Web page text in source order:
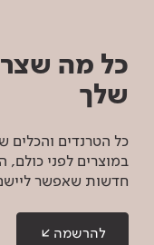
כל מה
שלך
כל הטרנדים
במוצרים לפני כולם,
חדשות שאפשר
להרשמה